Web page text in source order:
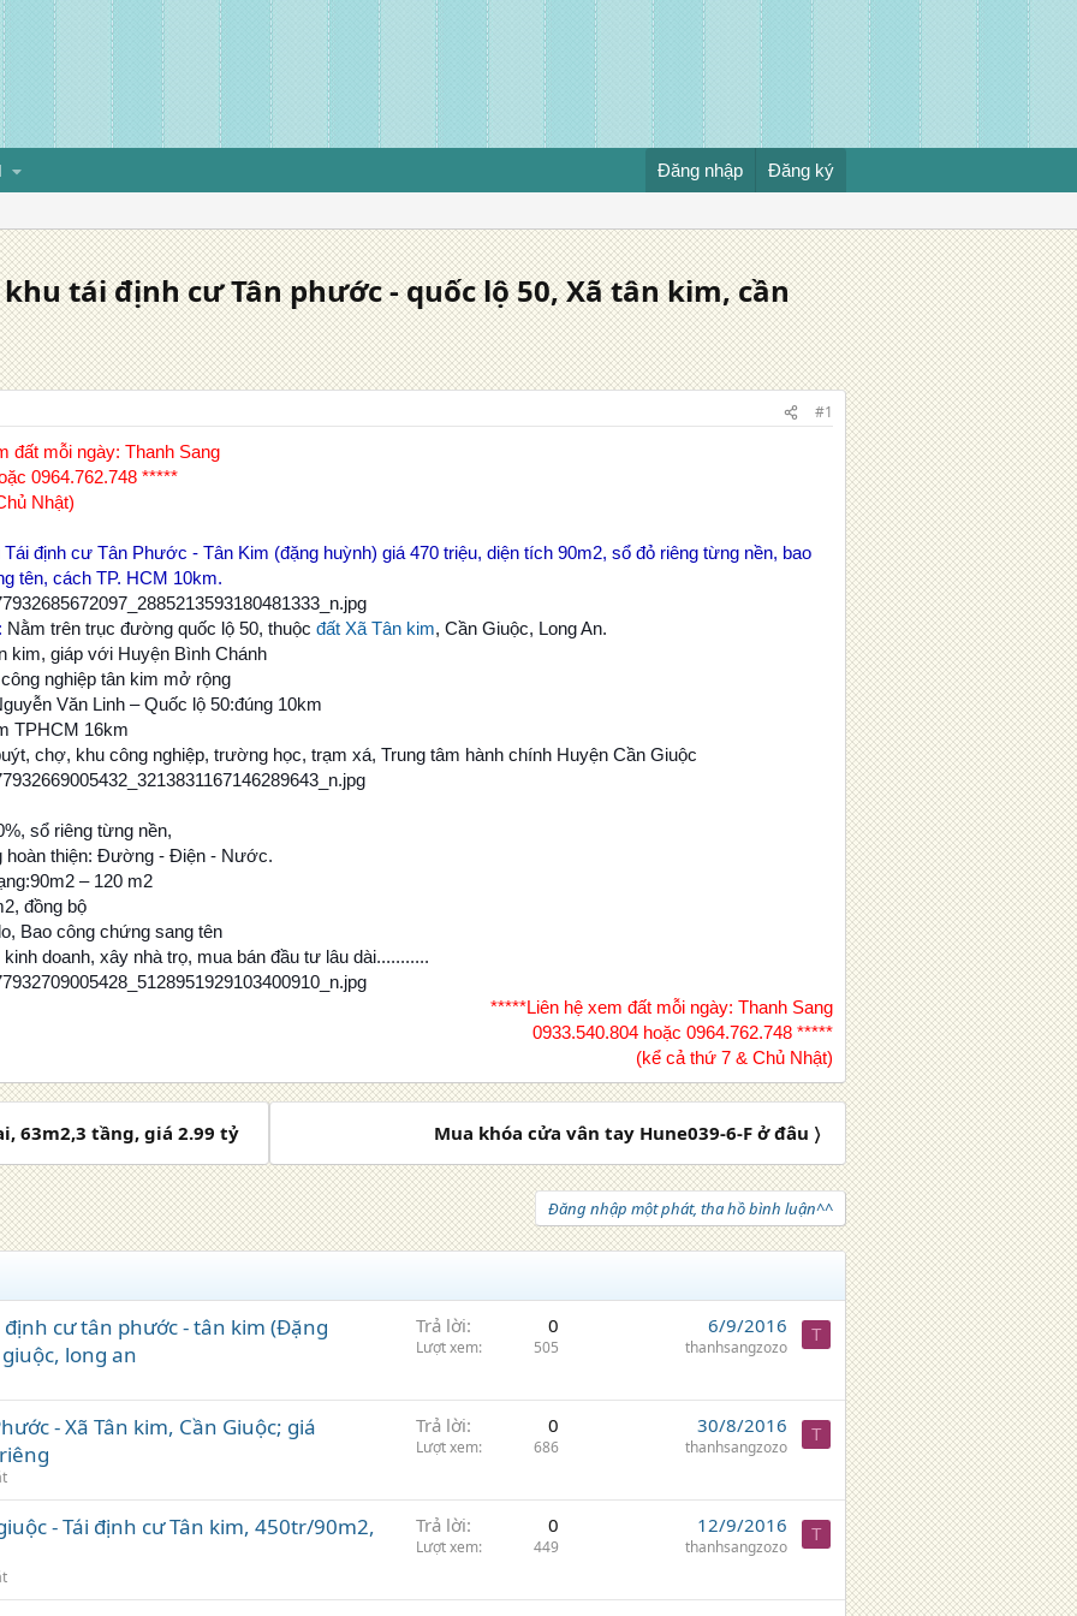
Đăng nhập Đăng ký
tái định cư Tân phước - quốc lộ 50, Xã tân kim, cần
#1
đất mỗi ngày: Thanh Sang
0964.762.748 *****
Nhật)
Tái định cư Tân Phước - Tân Kim (đặng huỳnh) giá 470 triệu, diện tích 90m2, sổ đỏ riêng từng nền, bao
tên, cách TP. HCM 10km.
Nằm trên trục đường quốc lộ 50, thuộc đất Xã Tân kim, Cần Giuộc, Long An.
kim, giáp với Huyện Bình Chánh
nghiệp tân kim mở rộng
Văn Linh – Quốc lộ 50:đúng 10km
TPHCM 16km
chợ, khu công nghiệp, trường học, trạm xá, Trung tâm hành chính Huyện Cần Giuộc
sổ riêng từng nền,
hoàn thiện: Đường - Điện - Nước.
– 120 m2
đồng bộ
Bao công chứng sang tên
doanh, xây nhà trọ, mua bán đầu tư lâu dài...........
*****Liên hệ xem đất mỗi ngày: Thanh Sang
0933.540.804 hoặc 0964.762.748 *****
(kể cả thứ 7 & Chủ Nhật)
63m2,3 tầng, giá 2.99 tỷ Mua khóa cửa vân tay Hune039-6-F ở đâu 〉
Đăng nhập một phát, tha hồ bình luận^^
cư tân phước - tân kim (Đặng
long an
Trả lời 0
Lượt xem 505
6/9/2016
thanhsangzozo
T
- Xã Tân kim, Cần Giuộc; giá
Trả lời 0
Lượt xem 686
30/8/2016
thanhsangzozo
T
- Tái định cư Tân kim, 450tr/90m2,
Trả lời 0
Lượt xem 449
12/9/2016
thanhsangzozo
T